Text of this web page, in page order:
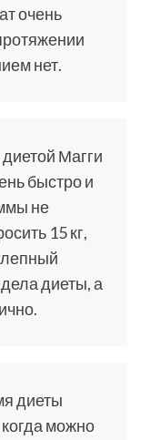
очень
нет.
Магги
быстро и
не
15 кг,
диеты, а
диеты
когда можно